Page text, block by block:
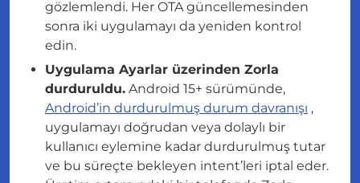
gözlemlendi. Her OTA güncellemesinden
sonra iki uygulamayı da yeniden kontrol
edin.
Uygulama Ayarlar üzerinden Zorla
durduruldu. Android 15+ sürümünde,
Android’in durdurulmuş durum davranışı ,
uygulamayı doğrudan veya dolaylı bir
kullanıcı eylemine kadar durdurulmuş tutar
ve bu süreçte bekleyen intent’leri iptal eder.